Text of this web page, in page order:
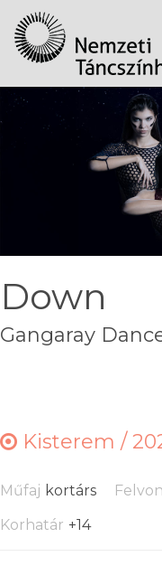
Down
Gangaray
Kisterem /
Műfaj kortárs
Korhatár +14